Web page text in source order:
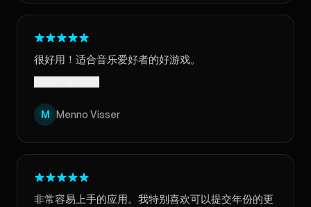
很好用！适合音乐爱好者的好游戏。
M Menno Visser
非常容易上手的应用。我特别喜欢可以提交年份的更